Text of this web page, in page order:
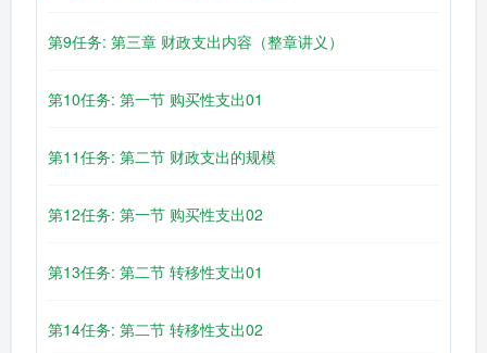
第9任务: 第三章 财政支出内容（整章讲义）
第10任务: 第一节 购买性支出01
第11任务: 第二节 财政支出的规模
第12任务: 第一节 购买性支出02
第13任务: 第二节 转移性支出01
第14任务: 第二节 转移性支出02